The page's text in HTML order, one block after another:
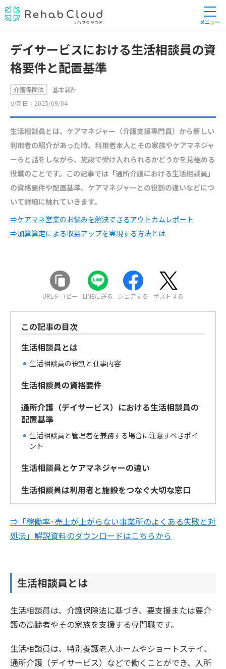
メニュー
デイサービスにおける生活相談員の資
格要件と配置基準
介護保険法
基本報酬
更新日：2025/09/04
生活相談員とは、ケアマネジャー（介護支援専門員）から新しい
利用者の紹介があった時、利用者本人とその家族やケアマネジャ
ーらと話をしながら、施設で受け入れられるかどうかを見極める
役職のことです。この記事では「通所介護における生活相談員」
の資格要件や配置基準、ケアマネジャーとの役割の違いなどにつ
いて詳細に触れていきます。
⇒ケアマネ営業のお悩みを解決できるアウトカムレポート
⇒加算算定による収益アップを実現する方法とは
URLをコピー LINEに送る シェアする ポストする
この記事の目次
生活相談員とは
生活相談員の役割と仕事内容
生活相談員の資格要件
通所介護（デイサービス）における生活相談員の
配置基準
生活相談員と管理者を兼務する場合に注意すべきポイ
ント
生活相談員とケアマネジャーの違い
生活相談員は利用者と施設をつなぐ大切な窓口
⇒「稼働率･売上が上がらない事業所のよくある失敗と対
処法」解説資料のダウンロードはこちらから
生活相談員とは
生活相談員は、介護保険法に基づき、要支援または要介
護の高齢者やその家族を支援する専門職です。
生活相談員は、特別養護老人ホームやショートステイ、
通所介護（デイサービス）などで働くことができ、入所